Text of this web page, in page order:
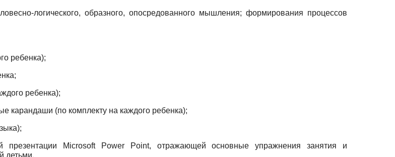
логического, образного, опосредованного мышления; формирования процессов
ребенка);
ребенка);
(по комплекту на каждого ребенка);
презентации Microsoft Power Point, отражающей основные упражнения занятия и
детьми.